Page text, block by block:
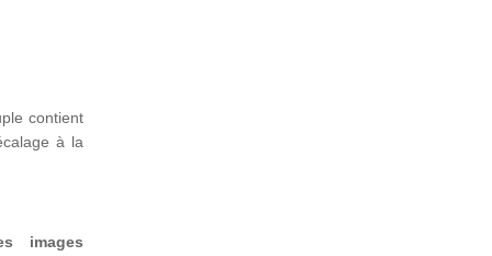
contient
à la
images